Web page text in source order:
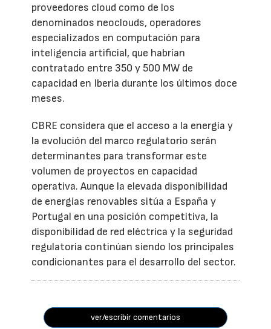
proveedores cloud como de los
denominados neoclouds, operadores
especializados en computación para
inteligencia artificial, que habrían
contratado entre 350 y 500 MW de
capacidad en Iberia durante los últimos doce
meses.
CBRE considera que el acceso a la energía y
la evolución del marco regulatorio serán
determinantes para transformar este
volumen de proyectos en capacidad
operativa. Aunque la elevada disponibilidad
de energías renovables sitúa a España y
Portugal en una posición competitiva, la
disponibilidad de red eléctrica y la seguridad
regulatoria continúan siendo los principales
condicionantes para el desarrollo del sector.
ver/escribir comentarios